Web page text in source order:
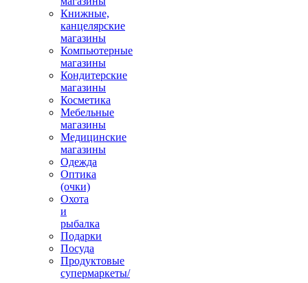
Книжные,
канцелярские
магазины
Компьютерные
магазины
Кондитерские
магазины
Косметика
Мебельные
магазины
Медицинские
магазины
Одежда
Оптика
(очки)
Охота
и
рыбалка
Подарки
Посуда
Продуктовые
супермаркеты/